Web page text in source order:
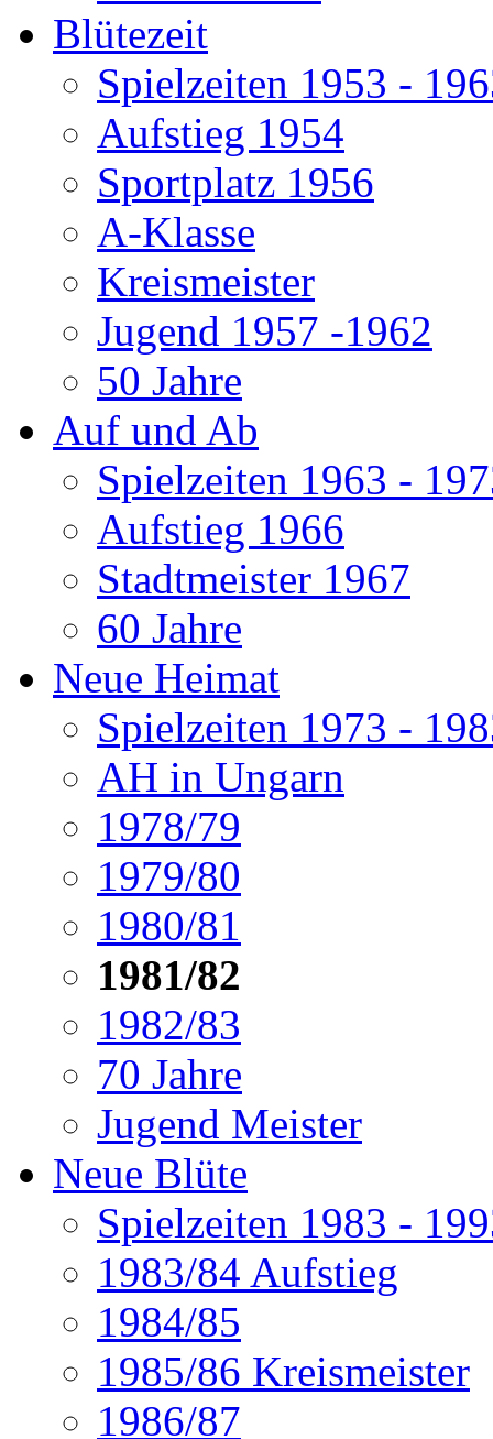
Blütezeit
Spielzeiten 1953 -
Aufstieg 1954
Sportplatz 1956
A-Klasse
Kreismeister
Jugend 1957 -1962
50 Jahre
Auf und Ab
Spielzeiten 1963 -
Aufstieg 1966
Stadtmeister 1967
60 Jahre
Neue Heimat
Spielzeiten 1973 -
AH in Ungarn
1978/79
1979/80
1980/81
1981/82
1982/83
70 Jahre
Jugend Meister
Neue Blüte
Spielzeiten 1983 -
1983/84 Aufstieg
1984/85
1985/86 Kreismeister
1986/87